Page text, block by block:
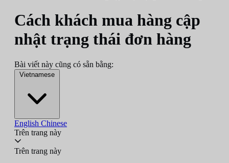
Cách khách mua hàng cập
nhật trạng thái đơn hàng
Bài viết này cũng có sẵn bằng:
Vietnamese
English Chinese
Trên trang này
Trên trang này